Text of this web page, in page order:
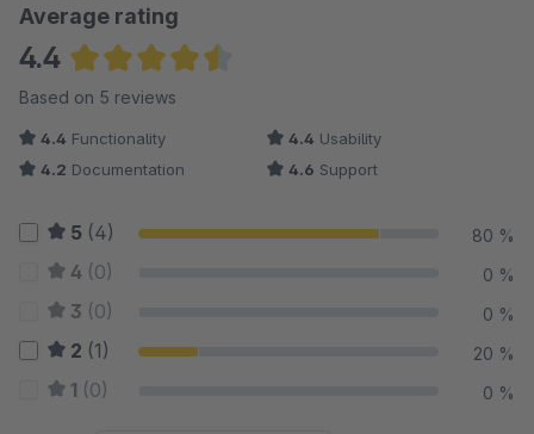
Average rating
4.4
Average rating of 4.4 out of 5 stars
Based on 5 reviews
4.4 Functionality 4.4 Usability
4.2 Documentation 4.6 Support
5 (4) 80 %
4 (0) 0 %
3 (0) 0 %
2 (1) 20 %
1 (0) 0 %